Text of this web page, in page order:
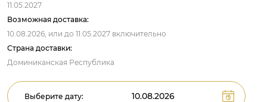
11.05.2027
Возможная доставка:
10.08.2026, или до 11.05.2027 включительно
Страна доставки:
Доминиканская Республика
Выберите дату: